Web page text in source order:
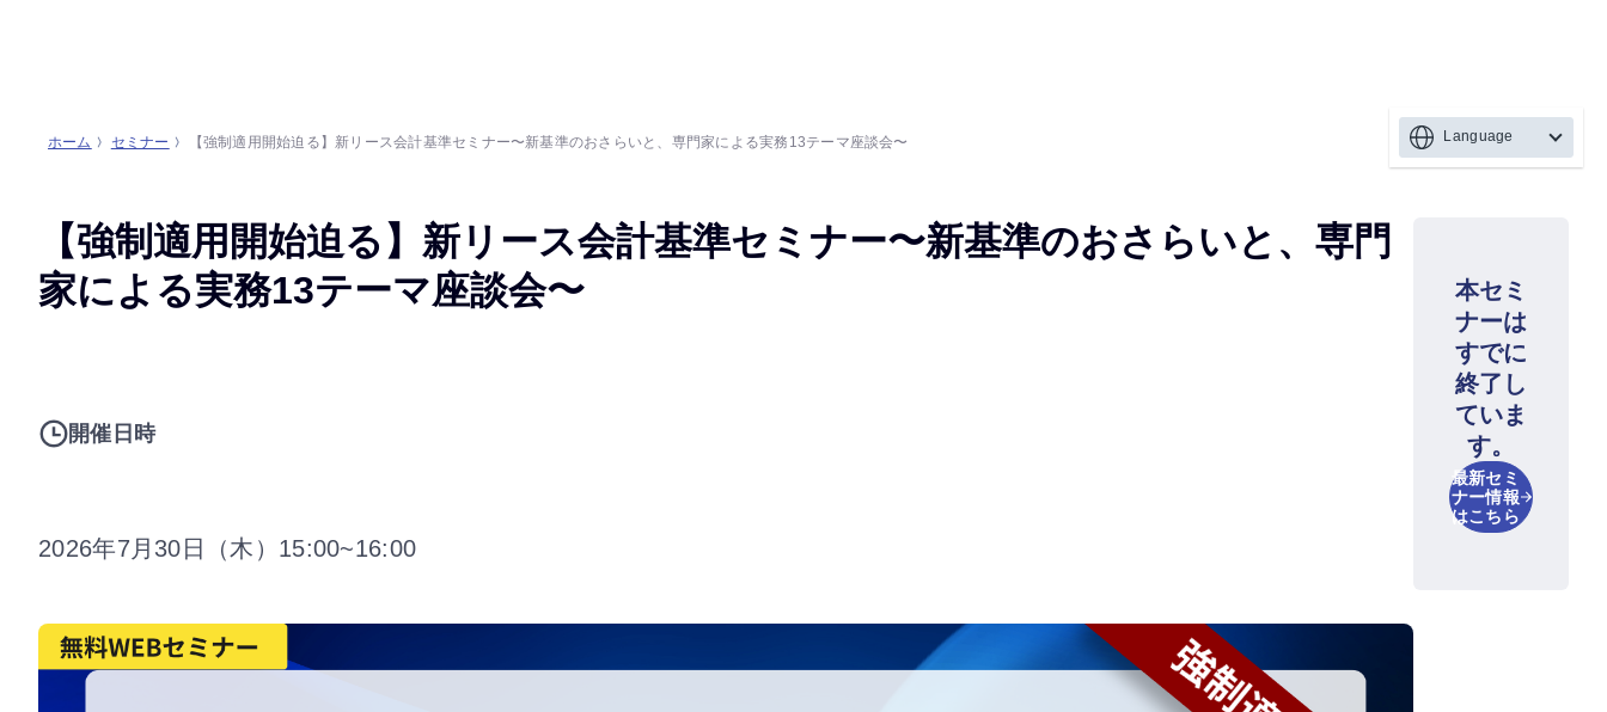
Language
ホーム セミナー 【強制適用開始迫る】新リース会計基準セミナー〜新基準のおさらいと、専門家による実務13テーマ座談会〜
【強制適用開始迫る】新リース会計基準セミナー〜新基準のおさらいと、専門
家による実務13テーマ座談会〜
開催日時
2026年7月30日（木）15:00~16:00
本セミ
ナーは
すでに
終了し
ていま
す。
最新セミ
ナー情報
はこちら